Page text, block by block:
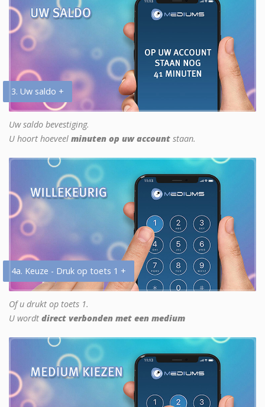
3. Uw saldo +
Uw saldo bevestiging.
U hoort hoeveel minuten op uw account staan.
4a. Keuze - Druk op toets 1 +
Of u drukt op toets 1.
U wordt direct verbonden met een medium